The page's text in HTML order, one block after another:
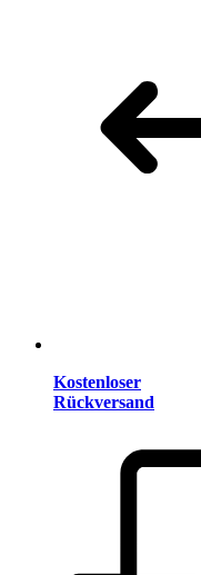
Kostenloser
Rückversand